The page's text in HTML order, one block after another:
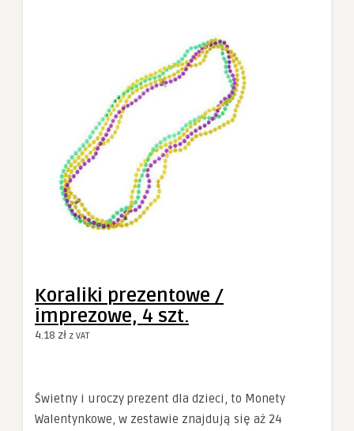
Koraliki prezentowe /
imprezowe, 4 szt.
4.18 zł z VAT
Świetny i uroczy prezent dla dzieci, to Monety
Walentynkowe, w zestawie znajdują się aż 24